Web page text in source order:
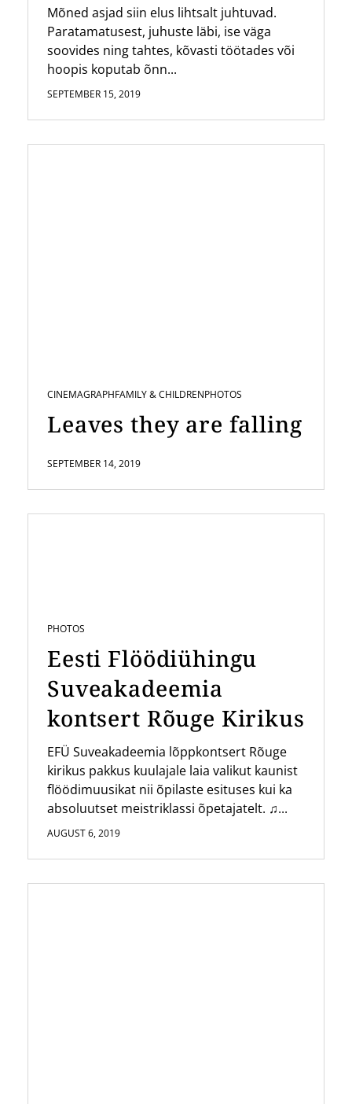
Mõned asjad siin elus lihtsalt juhtuvad.
Paratamatusest, juhuste läbi, ise väga
soovides ning tahtes, kõvasti töötades või
hoopis koputab õnn...
SEPTEMBER 15, 2019
CINEMAGRAPHFAMILY & CHILDRENPHOTOS
Leaves they are falling
SEPTEMBER 14, 2019
PHOTOS
Eesti Flöödiühingu
Suveakadeemia
kontsert Rõuge Kirikus
EFÜ Suveakadeemia lõppkontsert Rõuge
kirikus pakkus kuulajale laia valikut kaunist
flöödimuusikat nii õpilaste esituses kui ka
absoluutset meistriklassi õpetajatelt. ♫...
AUGUST 6, 2019